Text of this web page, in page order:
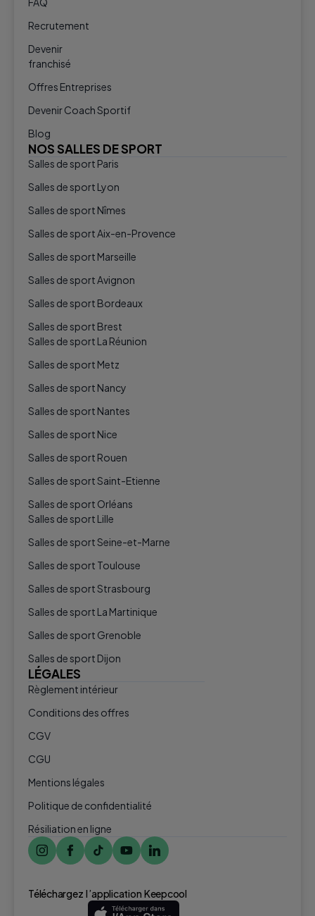
Recrutement
Devenir
franchisé
Offres Entreprises
Devenir Coach Sportif
Blog
NOS SALLES DE SPORT
Salles de sport Paris
Salles de sport Lyon
Salles de sport Nîmes
Salles de sport Aix-en-Provence
Salles de sport Marseille
Salles de sport Avignon
Salles de sport Bordeaux
Salles de sport Brest
Salles de sport La Réunion
Salles de sport Metz
Salles de sport Nancy
Salles de sport Nantes
Salles de sport Nice
Salles de sport Rouen
Salles de sport Saint-Etienne
Salles de sport Orléans
Salles de sport Lille
Salles de sport Seine-et-Marne
Salles de sport Toulouse
Salles de sport Strasbourg
Salles de sport La Martinique
Salles de sport Grenoble
Salles de sport Dijon
LÉGALES
Règlement intérieur
Conditions des offres
CGV
CGU
Mentions légales
Politique de confidentialité
Résiliation en ligne
Téléchargez l ’application Keepcool